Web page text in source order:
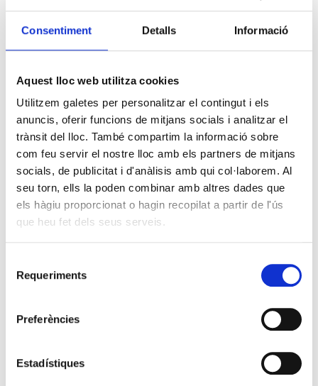
Consentiment Detalls Informació
Aquest lloc web utilitza cookies
Utilitzem galetes per personalitzar el contingut i els
anuncis, oferir funcions de mitjans socials i analitzar el
trànsit del lloc. També compartim la informació sobre
com feu servir el nostre lloc amb els partners de mitjans
socials, de publicitat i d'anàlisis amb qui col·laborem. Al
seu torn, ells la poden combinar amb altres dades que
els hàgiu proporcionat o hagin recopilat a partir de l'ús
que heu fet dels seus serveis.
Requeriments
Preferències
Estadístiques